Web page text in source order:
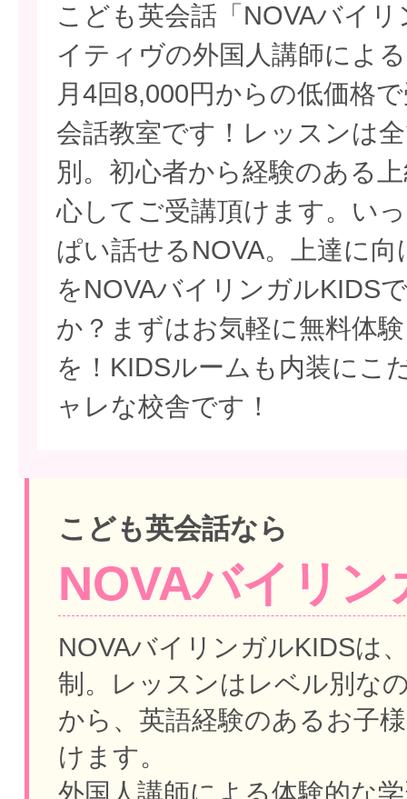
こども英会話「NOVAバイ
イティヴの外国人講師によ
月4回8,000円からの低価格
会話教室です！レッスンは
別。初心者から経験のある
心してご受講頂けます。い
ぱい話せるNOVA。上達に
をNOVAバイリンガルKIDS
か？まずはお気軽に無料体
を！KIDSルームも内装にこ
ャレな校舎です！
こども英会話なら
NOVAバイリン
NOVAバイリンガルKIDSは
制。
レッスンはレベル別な
から、英語経験のあるお子
けます。
外国人講師による体験的な